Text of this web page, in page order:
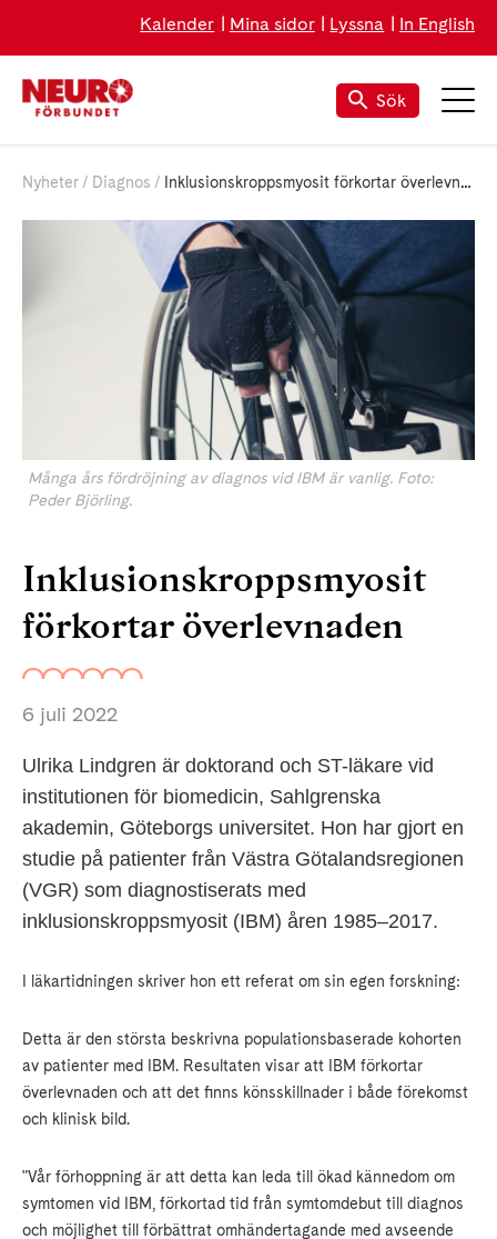
Kalender Mina sidor Lyssna In English
Sök
Nyheter Diagnos Inklusionskroppsmyosit förkortar överlevnaden
Många års fördröjning av diagnos vid IBM är vanlig. Foto:
Peder Björling.
Inklusionskroppsmyosit
förkortar överlevnaden
6 juli 2022
Ulrika Lindgren är doktorand och ST-läkare vid
institutionen för biomedicin, Sahlgrenska
akademin, Göteborgs universitet. Hon har gjort en
studie på patienter från Västra Götalandsregionen
(VGR) som diagnostiserats med
inklusionskroppsmyosit (IBM) åren 1985–2017.
I läkartidningen skriver hon ett referat om sin egen forskning:
Detta är den största beskrivna populationsbaserade kohorten
av patienter med IBM. Resultaten visar att IBM förkortar
överlevnaden och att det finns könsskillnader i både förekomst
och klinisk bild.
"Vår förhoppning är att detta kan leda till ökad kännedom om
symtomen vid IBM, förkortad tid från symtomdebut till dia­gnos
och möjlighet till förbättrat omhändertagande med avseende